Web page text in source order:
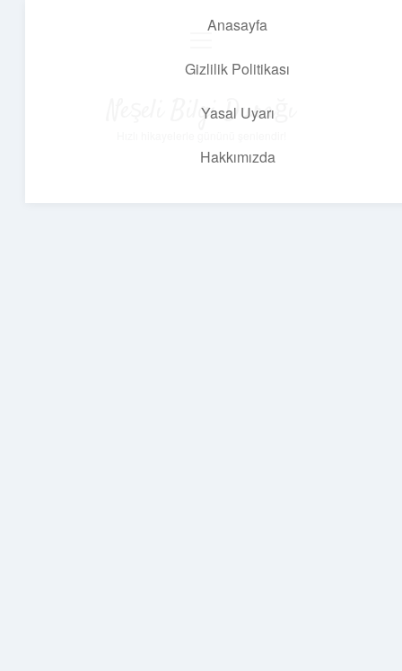
Anasayfa
Gizlilik Politikası
Yasal Uyarı
Hakkımızda
Neşeli Bilgi Durağı